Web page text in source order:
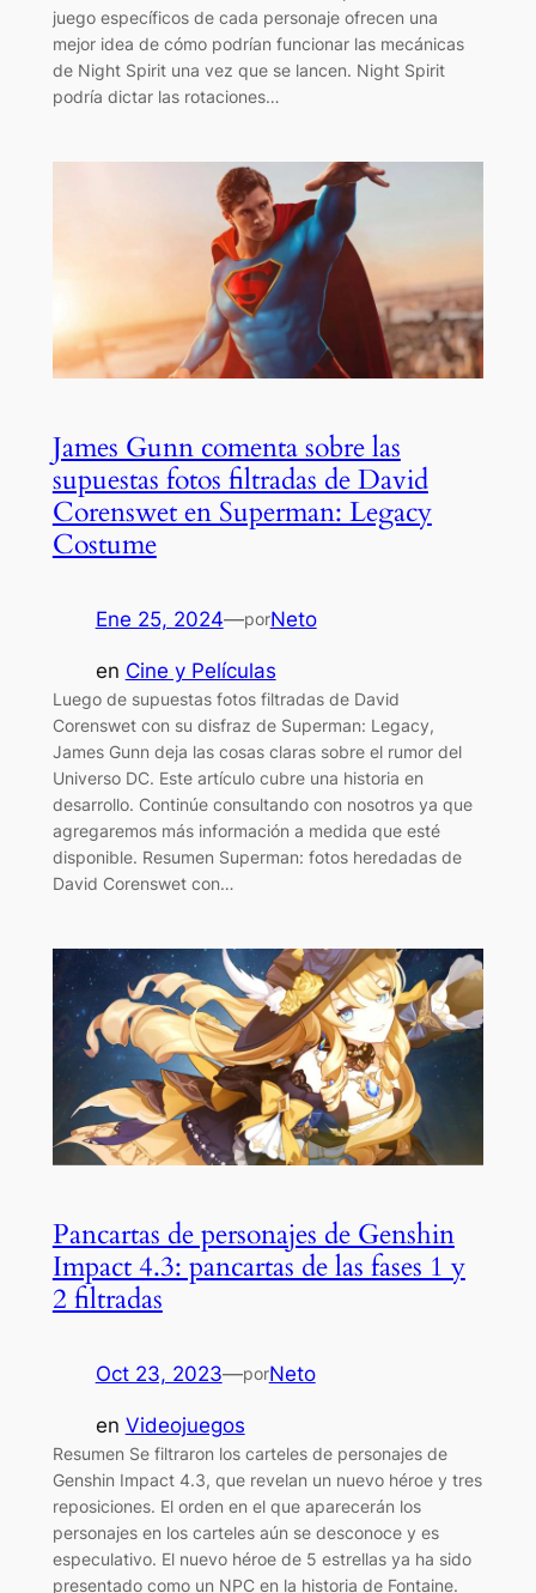
juego específicos de cada personaje ofrecen una
mejor idea de cómo podrían funcionar las mecánicas
de Night Spirit una vez que se lancen. Night Spirit
podría dictar las rotaciones…
James Gunn comenta sobre las
supuestas fotos filtradas de David
Corenswet en Superman: Legacy
Costume
Ene 25, 2024—porNeto
en Cine y Películas
Luego de supuestas fotos filtradas de David
Corenswet con su disfraz de Superman: Legacy,
James Gunn deja las cosas claras sobre el rumor del
Universo DC. Este artículo cubre una historia en
desarrollo. Continúe consultando con nosotros ya que
agregaremos más información a medida que esté
disponible. Resumen Superman: fotos heredadas de
David Corenswet con…
Pancartas de personajes de Genshin
Impact 4.3: pancartas de las fases 1 y
2 filtradas
Oct 23, 2023—porNeto
en Videojuegos
Resumen Se filtraron los carteles de personajes de
Genshin Impact 4.3, que revelan un nuevo héroe y tres
reposiciones. El orden en el que aparecerán los
personajes en los carteles aún se desconoce y es
especulativo. El nuevo héroe de 5 estrellas ya ha sido
presentado como un NPC en la historia de Fontaine.